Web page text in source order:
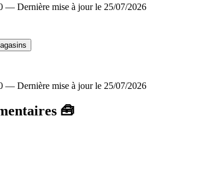
— Dernière mise à jour le 25/07/2026
— Dernière mise à jour le 25/07/2026
🧰